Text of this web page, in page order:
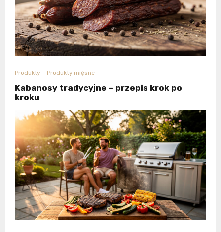
Produkty Produkty mięsne
Kabanosy tradycyjne – przepis krok po
kroku